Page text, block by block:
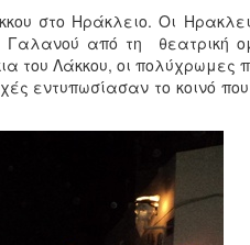
στο Ηράκλειο. Οι
από τη θεατρική
του Λάκκου, οι
εντυπωσίασαν το κοινό